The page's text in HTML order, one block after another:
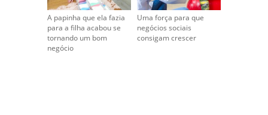
A papinha que ela fazia
para a filha acabou se
tornando um bom
negócio
Uma força para que
negócios sociais
consigam crescer